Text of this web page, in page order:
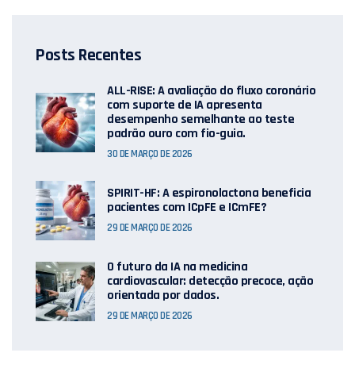
Posts Recentes
ALL-RISE: A avaliação do fluxo coronário
com suporte de IA apresenta
desempenho semelhante ao teste
padrão ouro com fio-guia.
30 DE MARÇO DE 2026
SPIRIT-HF: A espironolactona beneficia
pacientes com ICpFE e ICmFE?
29 DE MARÇO DE 2026
O futuro da IA ​​na medicina
cardiovascular: detecção precoce, ação
orientada por dados.
29 DE MARÇO DE 2026